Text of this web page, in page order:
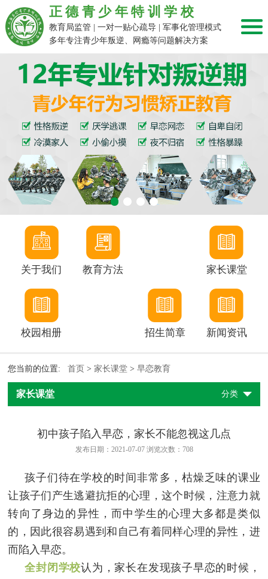
正德青少年特训学校
教育局监管 | 一对一贴心疏导 | 军事化管理模式
多年专注青少年叛逆、网瘾等问题解决方案
关于我们 教育方法 家长课堂
校园相册 招生简章 新闻资讯
您当前的位置:首页 >家长课堂 >早恋教育
家长课堂 分类
初中孩子陷入早恋，家长不能忽视这几点
发布日期：2021-07-07 浏览次数： 708
孩子们待在学校的时间非常多，枯燥乏味的课业
让孩子们产生逃避抗拒的心理，这个时候，注意力就
转向了身边的异性，而中学生的心理大多都是类似
的，因此很容易遇到和自己有着同样心理的异性，进
而陷入早恋。
全封闭学校认为，家长在发现孩子早恋的时候，